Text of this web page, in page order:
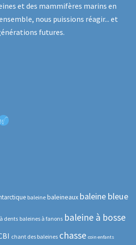
et des mammifères marins en
nous puissions réagir... et
futures.
baleine baleineaux baleine bleue
dents baleines à fanons baleine à bosse
chant des baleines chasse coin enfants